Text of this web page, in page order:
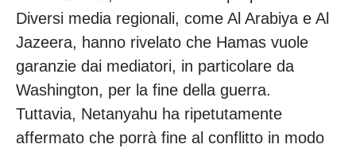
Diversi media regionali, come Al Arabiya e Al
Jazeera, hanno rivelato che Hamas vuole
garanzie dai mediatori, in particolare da
Washington, per la fine della guerra.
Tuttavia, Netanyahu ha ripetutamente
affermato che porrà fine al conflitto in modo